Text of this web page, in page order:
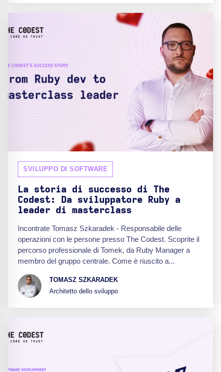
SVILUPPO DI SOFTWARE
La storia di successo di The
Codest: Da sviluppatore Ruby a
leader di masterclass
Incontrate Tomasz Szkaradek - Responsabile delle
operazioni con le persone presso The Codest. Scoprite il
percorso professionale di Tomek, da Ruby Manager a
membro del gruppo centrale. Come è riuscito a...
TOMASZ SZKARADEK
Architetto dello sviluppo